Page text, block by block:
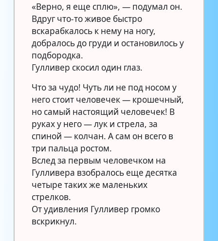
«Верно, я еще сплю», — подумал он.
Вдруг что-то живое быстро
вскарабкалось к нему на ногу,
добралось до груди и остановилось у
подбородка.
Гулливер скосил один глаз.
Что за чудо! Чуть ли не под носом у
него стоит человечек — крошечный,
но самый настоящий человечек! В
руках у него — лук и стрела, за
спиной — колчан. А сам он всего в
три пальца ростом.
Вслед за первым человечком на
Гулливера взобралось еще десятка
четыре таких же маленьких
стрелков.
От удивления Гулливер громко
вскрикнул.